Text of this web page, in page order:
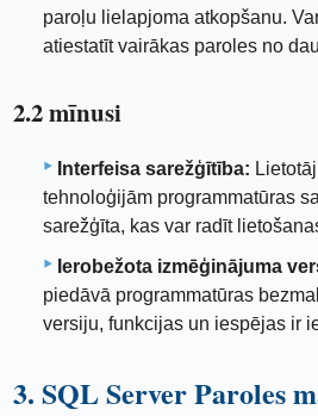
paroļu lielapjoma atkopšanu.
atiestatīt vairākas paroles no
2.2 mīnusi
Interfeisa sarežģītība:
tehnoloģijām programmatūras
sarežģīta, kas var radīt
Ierobežota izmēģinājuma
piedāvā programmatūras
versiju, funkcijas un iespējas ir
3. SQL Server Paroles